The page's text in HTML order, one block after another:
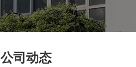
公司动态